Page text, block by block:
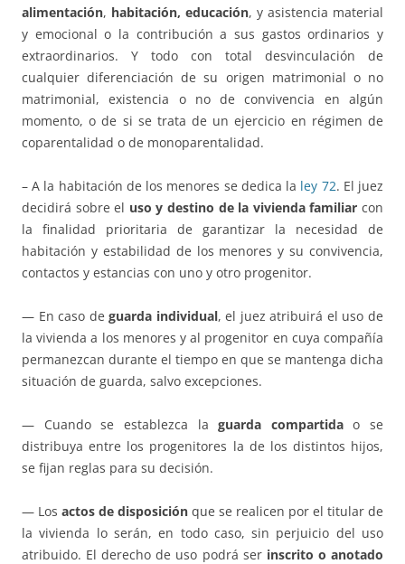
alimentación, habitación, educación, y asistencia material
y emocional o la contribución a sus gastos ordinarios y
extraordinarios. Y todo con total desvinculación de
cualquier diferenciación de su origen matrimonial o no
matrimonial, existencia o no de convivencia en algún
momento, o de si se trata de un ejercicio en régimen de
coparentalidad o de monoparentalidad.
– A la habitación de los menores se dedica la ley 72. El juez
decidirá sobre el uso y destino de la vivienda familiar con
la finalidad prioritaria de garantizar la necesidad de
habitación y estabilidad de los menores y su convivencia,
contactos y estancias con uno y otro progenitor.
— En caso deguarda individual, el juez atribuirá el uso de
la vivienda a los menores y al progenitor en cuya compañía
permanezcan durante el tiempo en que se mantenga dicha
situación de guarda, salvo excepciones.
— Cuando se establezca laguarda compartidao se
distribuya entre los progenitores la de los distintos hijos,
se fijan reglas para su decisión.
— Los actos de disposición que se realicen por el titular de
la vivienda lo serán, en todo caso, sin perjuicio del uso
atribuido. El derecho de uso podrá ser inscrito o anotado